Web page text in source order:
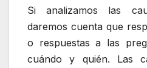
Si analizamos las
daremos cuenta que
o respuestas a las
cuándo y quién. Las